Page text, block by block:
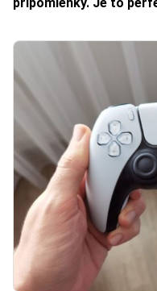
pripomienky. Je to